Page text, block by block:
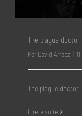
The plague
Par David Arraez |
The plague doctor
Lire la suite